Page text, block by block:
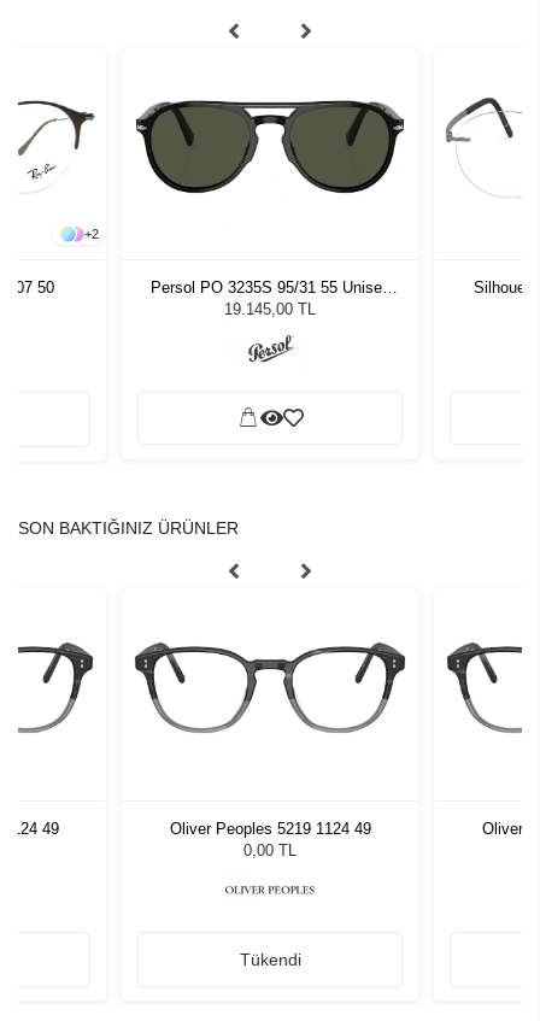
+2
50
Persol PO 3235S 95/31 55 Unisex
Güneş Gözlüğü
19.145,00 TL
SON BAKTIĞINIZ ÜRÜNLER
49
Oliver Peoples 5219 1124 49
0,00 TL
Tükendi
Oliver